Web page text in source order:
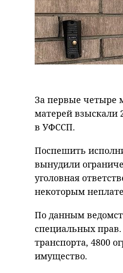
За первые четыре
матерей взыскали
в УФССП.
Поспешить
вынудили
уголовная
некоторым
По данным
специальных
транспорта, 4800
имущество.